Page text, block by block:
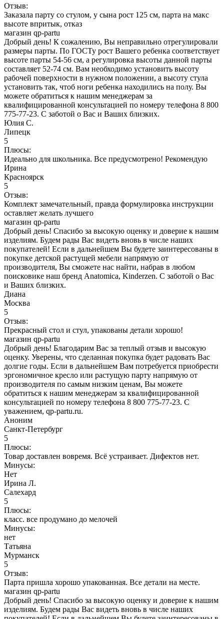
Отзыв:
Заказала парту со стулом, у сына рост 125 см, парта на макс
высоте впритык, отказ
магазин qp-partu
Добрый день! К сожалению, Вы неправильно отрегулировали
размеры парты. По ГОСТу рост Вашего ребенка соответствует
высоте парты 54-56 см, а регулировка высоты данной парты
составляет 52-74 см. Вам необходимо установить высоту
рабочей поверхности в нужном положении, а высоту стула
установить так, чтоб ноги ребенка находились на полу. Вы
можете обратиться к нашим менеджерам за
квалифицированной консультацией по номеру телефона 8 800
775-77-23. С заботой о Вас и Ваших близких.
Юлия С.
Липецк
5
Плюсы:
Идеально для школьника. Все предусмотрено! Рекомендую
Ирина
Красноярск
5
Отзыв:
Комплект замечательный, правда формулировка инструкции
оставляет желать лучшего
магазин qp-partu
Добрый день! Спасибо за высокую оценку и доверие к нашим
изделиям. Будем рады Вас видеть вновь в числе наших
покупателей! Если в дальнейшем Вы будете заинтересованы в
покупке детской растущей мебели напрямую от
производителя, Вы сможете нас найти, набрав в любом
поисковике наш бренд Anatomica, Kinderzen. С заботой о Вас
и Ваших близких.
Диана
Москва
5
Отзыв:
Прекрасный стол и стул, упакованы детали хорошо!
магазин qp-partu
Добрый день! Благодарим Вас за теплый отзыв и высокую
оценку. Уверены, что сделанная покупка будет радовать Вас
долгие годы. Если в дальнейшем Вам потребуется приобрести
эргономичное кресло или растущую парту напрямую от
производителя по самым низким ценам, Вы можете
обратиться к нашим менеджерам за квалифицированной
консультацией по номеру телефона 8 800 775-77-23. С
уважением, qp-partu.ru.
Аноним
Санкт-Петербург
5
Плюсы:
Товар доставлен вовремя. Всё устраивает. Дифектов нет.
Минусы:
Нет
Ирина Л.
Салехард
5
Плюсы:
класс. все продумано до мелочей
Минусы:
нет
Татьяна
Мурманск
5
Отзыв:
Парта пришла хорошо упакованная. Все детали на месте.
магазин qp-partu
Добрый день! Спасибо за высокую оценку и доверие к нашим
изделиям. Будем рады Вас видеть вновь в числе наших